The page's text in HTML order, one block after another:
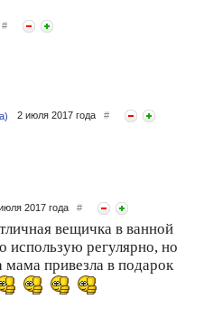
#
2 июля 2017 года #
2017 года #
вещичка в ванной
использую регулярно, но
привезла в подарок